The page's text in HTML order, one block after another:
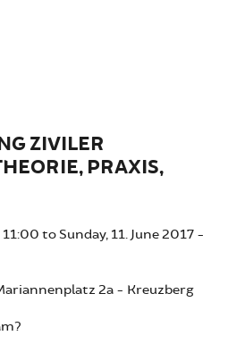
ZIVILER
PRAXIS,
11:00 toSunday, 11. June 2017 -
2a - Kreuzberg